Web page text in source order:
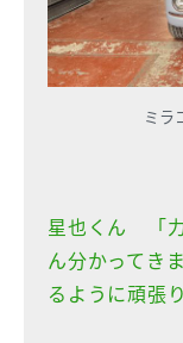
ミラ
星也くん 「
ん分かってき
るように頑張り